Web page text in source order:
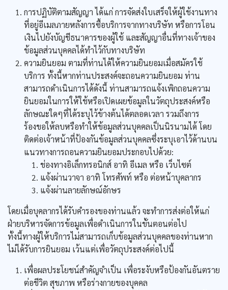
การปฏิบัติตามสัญญา ได้แก่ การจัดส่งใบเสร็จให้ผู้ใช้งานทาง
ที่อยู่อีเมลภายหลังการซื้อบริการจากทางบริษัท หรือการโอน
เงินไปยังบัญชีธนาคารของผู้ใช้ และสัญญาอื่นที่ทางเจ้าของ
ข้อมูลส่วนบุคคลได้ทำไว้กับทางบริษัท
ความยินยอม ตามที่ท่านได้ให้ความยินยอมเมื่อสมัครใช้
บริการ ทั้งนี้หากท่านประสงค์จะถอนความยินยอม ท่าน
สามารถดำเนินการได้ดังนี้ ท่านสามารถแจ้งเพิกถอนความ
ยินยอมในการให้ใช้หรือเปิดเผยข้อมูลในวัตถุประสงค์หรือ
ลักษณะใดๆที่ได้ระบุไว้ข้างต้นได้ตลอดเวลา รวมถึงการ
ร้องขอให้ลบหรือทำให้ข้อมูลส่วนบุคคลเป็นนิรนามได้ โดย
ติดต่อเจ้าหน้าที่ป้องกันข้อมูลส่วนบุคคลซึ่งระบุเอาไว้ด้านบน
แนวทางการถอนความยินยอมประกอบไปด้วย:
ช่องทางอิเล็กทรอนิกส์ อาทิ อีเมล หรือ เว็บไซต์
แจ้งผ่านวาจา อาทิ โทรศัพท์ หรือ ต่อหน้าบุคลากร
แจ้งผ่านลายลักษณ์อักษร
โดยเมื่อบุคลากรได้รับคำรองของท่านแล้ว จะทำการส่งต่อให้แก่
ฝ่ายบริหารจัดการข้อมูลเพื่อดำเนินการในขั้นตอนต่อไป
ทั้งนี้ทางผู้ให้บริการไม่สามารถเก็บข้อมูลส่วนบุคคลของท่านหาก
ไม่ได้รับการยินยอม เว้นแต่เพื่อวัตถุประสงค์ต่อไปนี้
เพื่อผลประโยชน์สำคัญจำเป็น เพื่อระงับหรือป้องกันอันตราย
ต่อชีวิต สุขภาพ หรือร่างกายของบุคคล